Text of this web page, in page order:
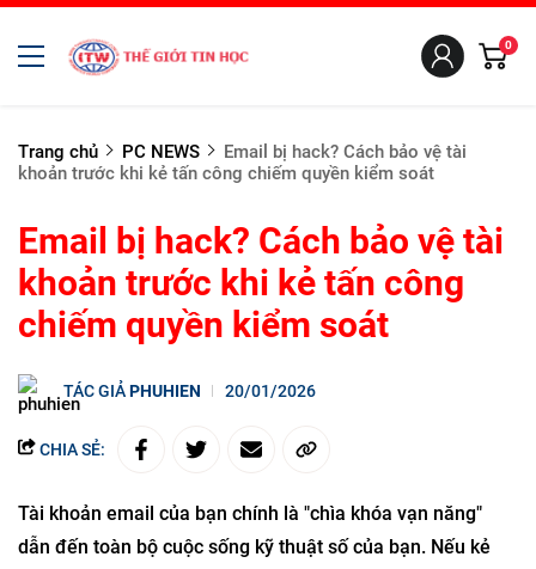
0
Trang chủ PC NEWS
Email bị hack? Cách bảo vệ tài
khoản trước khi kẻ tấn công chiếm quyền kiểm soát
Email bị hack? Cách bảo vệ tài
khoản trước khi kẻ tấn công
chiếm quyền kiểm soát
TÁC GIẢPHUHIEN 20/01/2026
CHIA SẺ:
Tài khoản email của bạn chính là "chìa khóa vạn năng"
dẫn đến toàn bộ cuộc sống kỹ thuật số của bạn. Nếu kẻ